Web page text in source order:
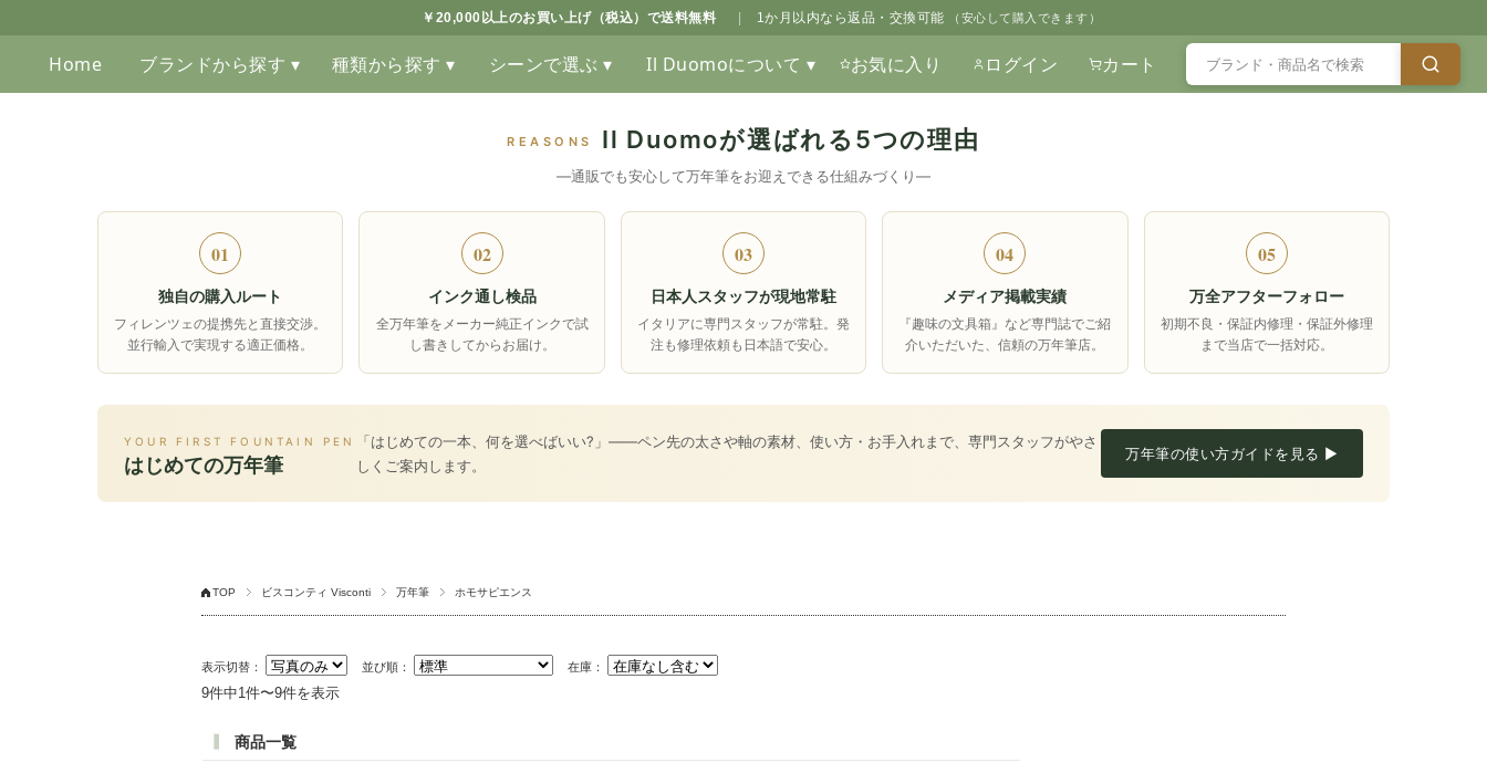
￥20,000以上のお買い上げ（税込）で送料無料 1か月以内なら返品・交換可能 （安心して購入できます）
Home ブランドから探す ▾ 種類から探す ▾ シーンで選ぶ ▾ Il Duomoについて ▾ お気に入り ログイン カート
REASONS Il Duomoが選ばれる5つの理由
―通販でも安心して万年筆をお迎えできる仕組みづくり―
01
独自の購入ルート
フィレンツェの提携先と直接交渉。
並行輸入で実現する適正価格。
02
インク通し検品
全万年筆をメーカー純正インクで試
し書きしてからお届け。
03
日本人スタッフが現地常駐
イタリアに専門スタッフが常駐。発
注も修理依頼も日本語で安心。
04
メディア掲載実績
『趣味の文具箱』など専門誌でご紹
介いただいた、信頼の万年筆店。
05
万全アフターフォロー
初期不良・保証内修理・保証外修理
まで当店で一括対応。
YOUR FIRST FOUNTAIN PEN
はじめての万年筆
「はじめての一本、何を選べばいい?」――ペン先の太さや軸の素材、使い方・お手入れまで、専門スタッフがやさ
しくご案内します。
万年筆の使い方ガイドを見る ▶
TOP ビスコンティ Visconti 万年筆 ホモサピエンス
表示切替： 並び順： 在庫：
9件中1件〜9件を表示
商品一覧